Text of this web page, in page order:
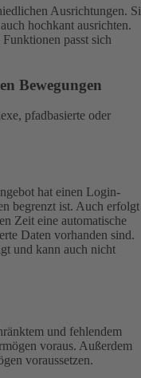
Ausrichtungen.
hochkant ausrichten.
passt sich
Bewegungen
pfadbasierte oder
hat einen Login-
begrenzt ist. Auch erfolgt
Zeit eine automatische
Daten vorhanden sind.
und kann auch nicht
und fehlendem
voraus. Außerdem
voraussetzen.